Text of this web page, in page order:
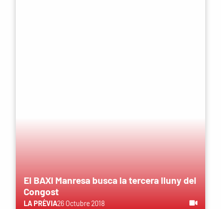
El BAXI Manresa busca la tercera lluny del
Congost
LA PRÈVIA26 Octubre 2018